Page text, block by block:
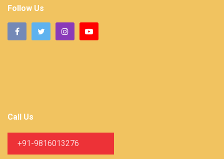
Follow Us
Call Us
+91-9816013276